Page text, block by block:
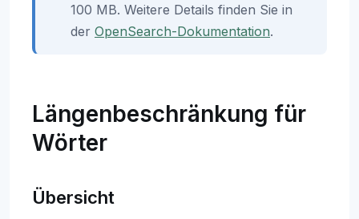
100 MB. Weitere Details finden Sie in
der OpenSearch-Dokumentation.
Längenbeschränkung für
Wörter
Übersicht